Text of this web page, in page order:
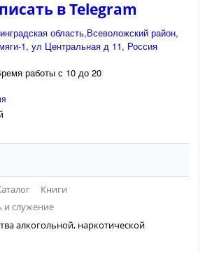
в Telegram
область,Всеволожский район,
1, ул Центральная д 11, Россия
работы с 10 до 20
Книги
и служение
алкогольной, наркотической